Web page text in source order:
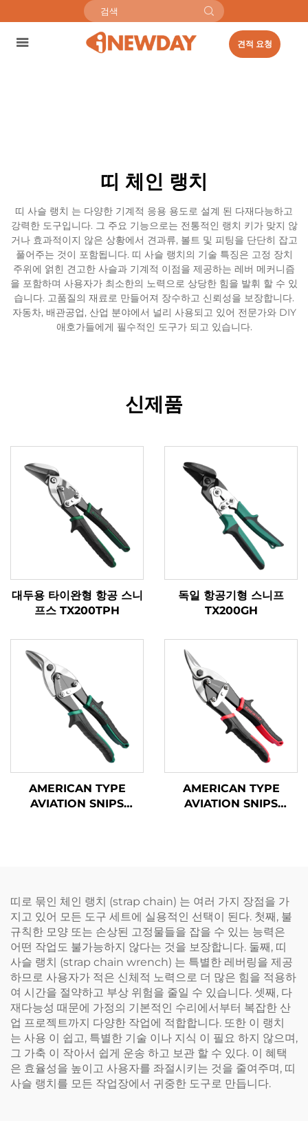
견적 요청
띠 체인 랭치
띠 사슬 랭치 는 다양한 기계적 응용 용도로 설계 된 다재다능하고
강력한 도구입니다. 그 주요 기능으로는 전통적인 랭치 키가 맞지 않
거나 효과적이지 않은 상황에서 견과류, 볼트 및 피팅을 단단히 잡고
풀어주는 것이 포함됩니다. 띠 사슬 랭치의 기술 특징은 고정 장치
주위에 얽힌 견고한 사슬과 기계적 이점을 제공하는 레버 메커니즘
을 포함하며 사용자가 최소한의 노력으로 상당한 힘을 발휘 할 수 있
습니다. 고품질의 재료로 만들어져 장수하고 신뢰성을 보장합니다.
자동차, 배관공업, 산업 분야에서 널리 사용되고 있어 전문가와 DIY
애호가들에게 필수적인 도구가 되고 있습니다.
신제품
대두용 타이완형 항공 스니
프스 TX200TPH
독일 항공기형 스니프
TX200GH
AMERICAN TYPE
AVIATION SNIPS
AMERICAN TYPE
AVIATION SNIPS
띠로 묶인 체인 랭치 (strap chain) 는 여러 가지 장점을 가
지고 있어 모든 도구 세트에 실용적인 선택이 된다. 첫째, 불
규칙한 모양 또는 손상된 고정물들을 잡을 수 있는 능력은
어떤 작업도 불가능하지 않다는 것을 보장합니다. 둘째, 띠
사슬 랭치 (strap chain wrench) 는 특별한 레버링을 제공
하므로 사용자가 적은 신체적 노력으로 더 많은 힘을 적용하
여 시간을 절약하고 부상 위험을 줄일 수 있습니다. 셋째, 다
재다능성 때문에 가정의 기본적인 수리에서부터 복잡한 산
업 프로젝트까지 다양한 작업에 적합합니다. 또한 이 랭치
는 사용 이 쉽고, 특별한 기술 이나 지식 이 필요 하지 않으며,
그 가축 이 작아서 쉽게 운송 하고 보관 할 수 있다. 이 혜택
은 효율성을 높이고 사용자를 좌절시키는 것을 줄여주며, 띠
사슬 랭치를 모든 작업장에서 귀중한 도구로 만듭니다.